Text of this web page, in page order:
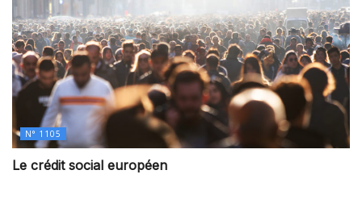
N° 1105
Le crédit social européen